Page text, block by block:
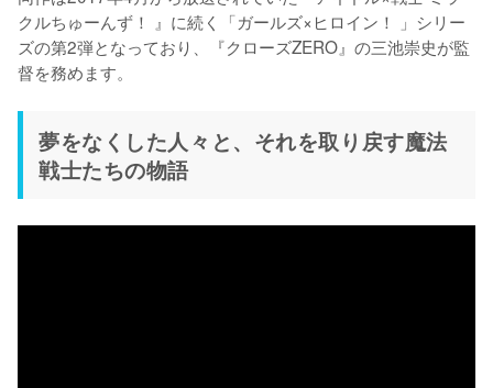
クルちゅーんず！ 』に続く「ガールズ×ヒロイン！ 」シリー
ズの第2弾となっており、『クローズZERO』の三池崇史が監
督を務めます。
夢をなくした人々と、それを取り戻す魔法
戦士たちの物語